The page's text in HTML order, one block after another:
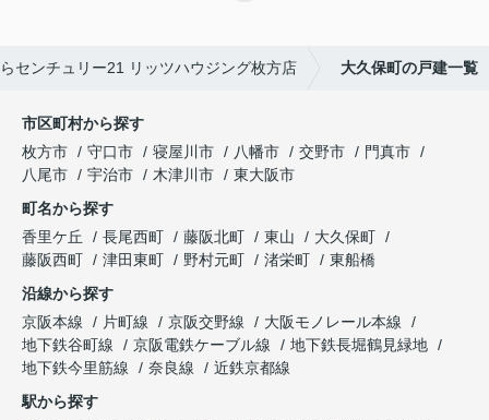
センチュリー21 リッツハウジング枚方店 大久保町の戸建一覧
市区町村から探す
枚方市
守口市 寝屋川市 八幡市 交野市
門真市
八尾市
宇治市 木津川市
東大阪市
町名から探す
香里ケ丘
長尾西町 藤阪北町 東山
大久保町
藤阪西町
津田東町 野村元町 渚栄町
東船橋
沿線から探す
京阪本線
片町線 京阪交野線
大阪モノレール本線
地下鉄谷町線
京阪電鉄ケーブル線
地下鉄長堀鶴見緑地
地下鉄今里筋線
奈良線
近鉄京都線
駅から探す